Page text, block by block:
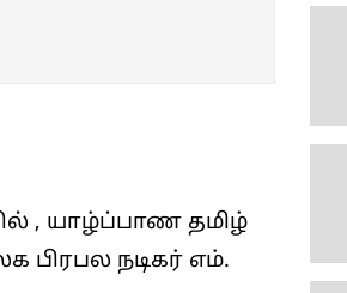
, யாழ்ப்பாண தமிழ்
பிரபல நடிகர் எம்.